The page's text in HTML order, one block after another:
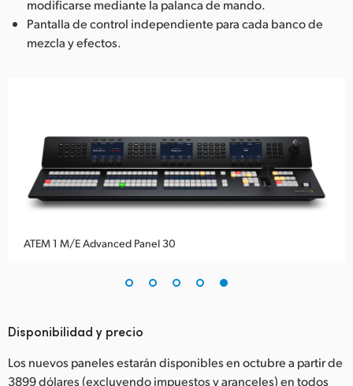
modificarse mediante la palanca de mando.
Pantalla de control independiente para cada banco de
mezcla y efectos.
ATEM 1 M/E Advanced Panel 30
Disponibilidad y precio
Los nuevos paneles estarán disponibles en octubre a partir de
3899 dólares (excluyendo impuestos y aranceles) en todos